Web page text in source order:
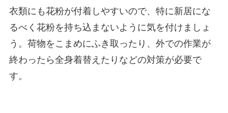
衣類にも花粉が付着しやすいので、特に新居にな
るべく花粉を持ち込まないように気を付けましょ
う。荷物をこまめにふき取ったり、外での作業が
終わったら全身着替えたりなどの対策が必要で
す。